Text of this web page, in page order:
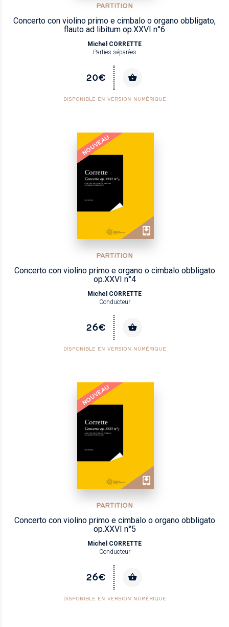
PARTITION
Concerto con violino primo e cimbalo o organo obbligato,
flauto ad libitum op.XXVI n°6
Michel CORRETTE
Parties séparées
20€
DISPONIBLE EN VERSION NUMÉRIQUE
NOUVEAU
PARTITION
Concerto con violino primo e organo o cimbalo obbligato
op.XXVI n°4
Michel CORRETTE
Conducteur
26€
DISPONIBLE EN VERSION NUMÉRIQUE
NOUVEAU
PARTITION
Concerto con violino primo e cimbalo o organo obbligato
op.XXVI n°5
Michel CORRETTE
Conducteur
26€
DISPONIBLE EN VERSION NUMÉRIQUE